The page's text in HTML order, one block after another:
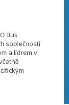
Bus
společností
a lídrem v